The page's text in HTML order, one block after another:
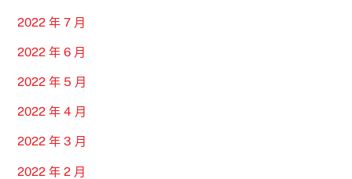
2022 年 7 月
2022 年 6 月
2022 年 5 月
2022 年 4 月
2022 年 3 月
2022 年 2 月